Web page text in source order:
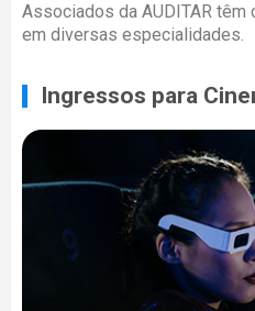
Associados da AUDITAR têm
em diversas especialidades.
Ingressos para